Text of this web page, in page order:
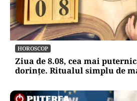
HOROSCOP
Ziua de 8.08, cea mai
dorințe. Ritualul simplu de